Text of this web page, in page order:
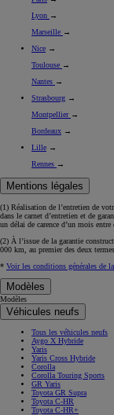
Lyon
Marseille
Nice
Toulouse
Nantes
Strasbourg
Montpellier
Bordeaux
Lille
Rennes
Mentions légales
(1) Réalisation de l’entretien de
dans le carnet d’entretien et de
un délai de carence d’un moisentre
(2) À l’issue de la garantie
000 km, au premier des deux
* Voir les conditions générales de la
Modèles
Modèles
Véhicules neufs
Tous les véhicules neufs
Aygo X Hybride
Yaris
Yaris Cross Hybride
Corolla
Corolla Touring Sports
GR Yaris
Toyota GR Supra
Toyota C-HR
Toyota C-HR+